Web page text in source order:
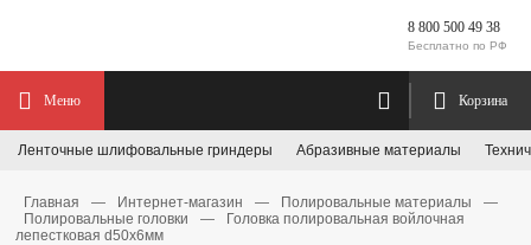
8 800 500 49 38
Бесплатно по РФ
Меню Корзина
Ленточные шлифовальные гриндеры Абразивные материалы
Главная — Интернет-магазин — Полировальные материалы
—
Полировальные головки
—
Головка полировальная войлочная
лепестковая d50x6мм